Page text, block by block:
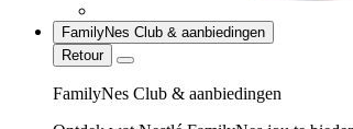
FamilyNes Club & aanbiedingen
Retour
FamilyNes Club & aanbiedingen